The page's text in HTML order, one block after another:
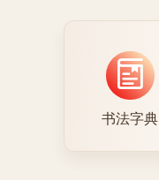
书法字典